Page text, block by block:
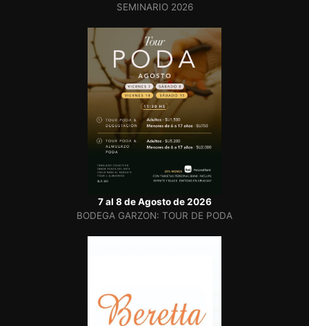
SEMINARIO 2026
7 al 8 de Agosto de 2026
BODEGA GARZON: TOUR DE PODA